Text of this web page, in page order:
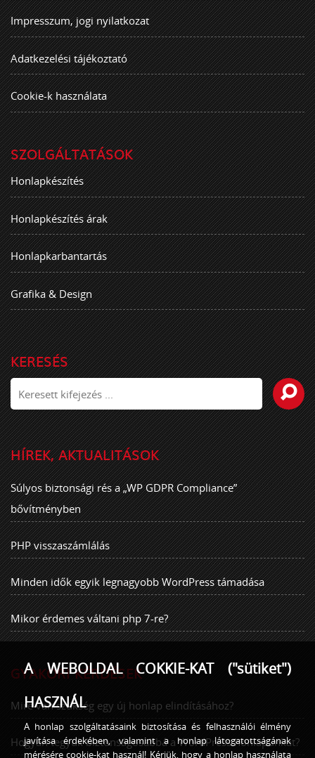
Impresszum, jogi nyilatkozat
Adatkezelési tájékoztató
Cookie-k használata
SZOLGÁLTATÁSOK
Honlapkészítés
Honlapkészítés árak
Honlapkarbantartás
Grafika & Design
KERESÉS
HÍREK, AKTUALITÁSOK
Súlyos biztonsági rés a „WP GDPR Compliance”
bővítményben
PHP visszaszámlálás
Minden idők egyik legnagyobb WordPress támadása
Mikor érdemes váltani php 7-re?
GYAKORI KÉRDÉSEK
Mire van szükség egy új honlap elindításához?
Hogyan tegyük biztonságosabbá a WordPress honlapunkat?
A WEBOLDAL COKKIE-KAT ("sütiket")
HASZNÁL
A honlap szolgáltatásaink biztosítása és felhasználói élmény
javítása érdekében, valamint a honlap látogatottságának
mérésére cookie-kat használ! Kérjük, hogy a honlap használata